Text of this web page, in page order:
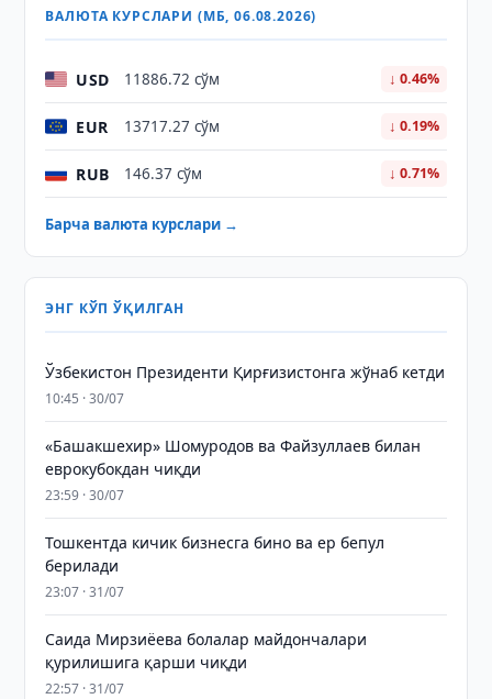
ВАЛЮТА КУРСЛАРИ (МБ, 06.08.2026)
USD 11886.72 сўм ↓ 0.46%
EUR 13717.27 сўм ↓ 0.19%
RUB 146.37 сўм ↓ 0.71%
Барча валюта курслари →
ЭНГ КЎП ЎҚИЛГАН
Ўзбекистон Президенти Қирғизистонга жўнаб кетди
10:45 · 30/07
«Башакшехир» Шомуродов ва Файзуллаев билан
еврокубокдан чиқди
23:59 · 30/07
Тошкентда кичик бизнесга бино ва ер бепул
берилади
23:07 · 31/07
Саида Мирзиёева болалар майдончалари
қурилишига қарши чиқди
22:57 · 31/07